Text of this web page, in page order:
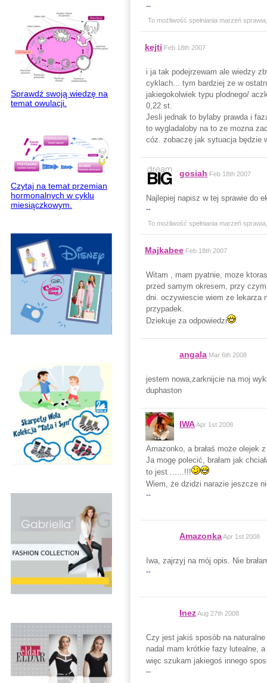
Sprawdź swoją wiedzę na
temat owulacji.
Czytaj na temat przemian
hormonalnych w cyklu
miesiączkowym.
--
To możliwość spełniania marzeń
kejti Feb 18th 2007
i ja tak podejrzewam ale wiedzy
cyklach... tym bardziej ze w
jakiegokolwiek typu plodnego/
0,22 st.
Jesli jednak to bylaby prawda i
to wygladaloby na to ze mozna
cóz. zobaczę jak sytuacja będzie
gosiah Feb 18th 2007
Najlepiej napisz w tej sprawie do
--
To możliwość spełniania marzeń
Majkabee Feb 18th 2007
Witam , mam pyatnie, moze
przed samym okresem, przy
dni. oczywiescie wiem ze lekarza
przypadek.
Dziekuje za odpowiedzi
angala Mar 6th 2008
jestem nowa,zarknijcie na moj
duphaston
IWAApr 1st 2008
Amazonko, a brałaś może olejek
Ja mogę polecić, brałam jak
to jest ......!!!
Wiem, że dzidzi narazie jeszcze
--
AmazonkaApr 1st 2008
Iwa, zajrzyj na mój opis. Nie
--
InezAug 27th 2008
Czy jest jakiś sposób na
nadal mam krótkie fazy lutealne,
więc szukam jakiegoś innego
--